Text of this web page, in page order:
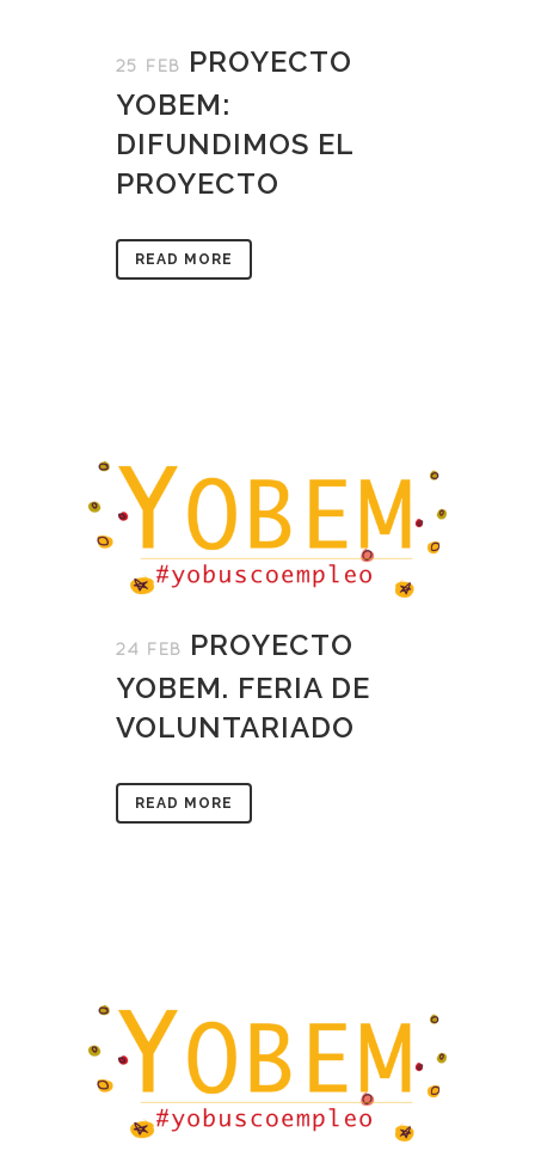
25 FEB PROYECTO
YOBEM:
DIFUNDIMOS EL
PROYECTO
READ MORE
24 FEB PROYECTO
YOBEM. FERIA DE
VOLUNTARIADO
READ MORE